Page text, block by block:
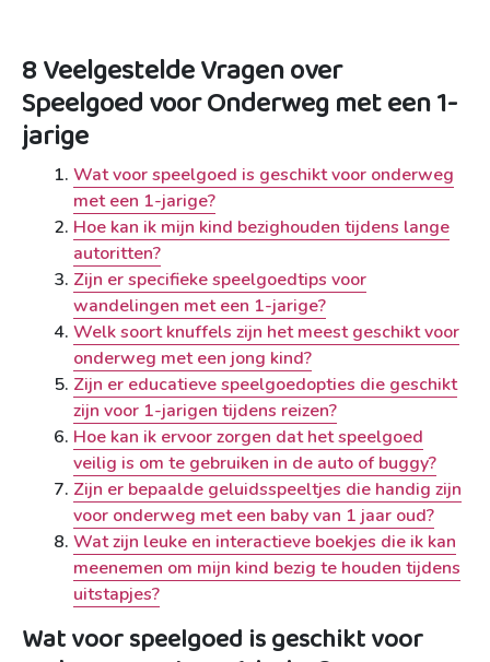
8 Veelgestelde Vragen over
Speelgoed voor Onderweg met een 1-
jarige
Wat voor speelgoed is geschikt voor onderweg
met een 1-jarige?
Hoe kan ik mijn kind bezighouden tijdens lange
autoritten?
Zijn er specifieke speelgoedtips voor
wandelingen met een 1-jarige?
Welk soort knuffels zijn het meest geschikt voor
onderweg met een jong kind?
Zijn er educatieve speelgoedopties die geschikt
zijn voor 1-jarigen tijdens reizen?
Hoe kan ik ervoor zorgen dat het speelgoed
veilig is om te gebruiken in de auto of buggy?
Zijn er bepaalde geluidsspeeltjes die handig zijn
voor onderweg met een baby van 1 jaar oud?
Wat zijn leuke en interactieve boekjes die ik kan
meenemen om mijn kind bezig te houden tijdens
uitstapjes?
Wat voor speelgoed is geschikt voor